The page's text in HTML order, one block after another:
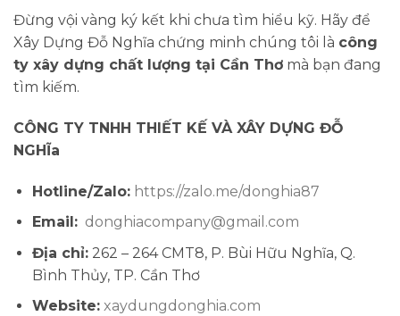
Đừng vội vàng ký kết khi chưa tìm hiểu kỹ. Hãy để
Xây Dựng Đỗ Nghĩa chứng minh chúng tôi là công
ty xây dựng chất lượng tại Cần Thơ mà bạn đang
tìm kiếm.
CÔNG TY TNHH THIẾT KẾ VÀ XÂY DỰNG ĐỖ
NGHĨa
Hotline/Zalo:https://zalo.me/donghia87
Email: donghiacompany@gmail.com
Địa chỉ:262 – 264 CMT8, P. Bùi Hữu Nghĩa, Q.
Bình Thủy, TP. Cần Thơ
Website: xaydungdonghia.com